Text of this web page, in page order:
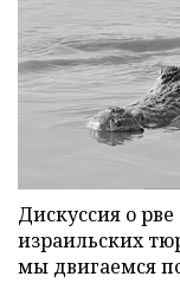
Дискуссия о
израильских
мы двигаемся